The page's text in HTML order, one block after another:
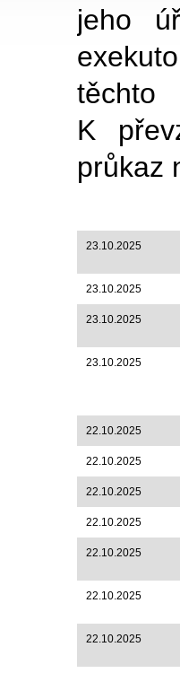
jeho
K
průkaz
23.10.2025
23.10.2025
23.10.2025
23.10.2025
22.10.2025
22.10.2025
22.10.2025
22.10.2025
22.10.2025
22.10.2025
22.10.2025